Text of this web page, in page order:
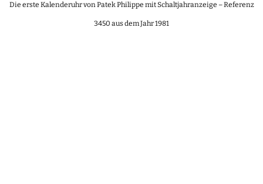
Die erste Kalenderuhr von Patek Philippe mit Schaltjahranzeige – Referenz
3450 aus dem Jahr 1981